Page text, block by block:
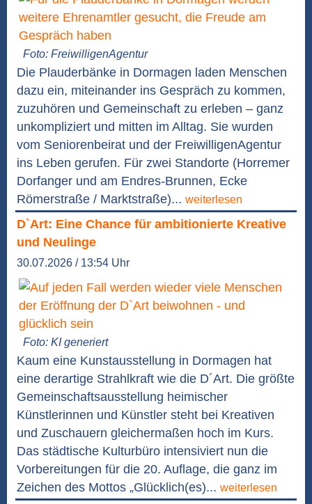
Foto: FreiwilligenAgentur
Die Plauderbänke in Dormagen laden Menschen
dazu ein, miteinander ins Gespräch zu kommen,
zuzuhören und Gemeinschaft zu erleben – ganz
unkompliziert und mitten im Alltag. Sie wurden
vom Seniorenbeirat und der FreiwilligenAgentur
ins Leben gerufen. Für zwei Standorte (Horremer
Dorfanger und am Endres-Brunnen, Ecke
Römerstraße / Marktstraße)... weiterlesen
D`Art: Eine Chance für ambitionierte Kreative
und Neulinge
30.07.2026 / 13:54 Uhr
Foto: KI generiert
Kaum eine Kunstausstellung in Dormagen hat
eine derartige Strahlkraft wie die D´Art. Die größte
Gemeinschaftsausstellung heimischer
Künstlerinnen und Künstler steht bei Kreativen
und Zuschauern gleichermaßen hoch im Kurs.
Das städtische Kulturbüro intensiviert nun die
Vorbereitungen für die 20. Auflage, die ganz im
Zeichen des Mottos „Glücklich(es)... weiterlesen